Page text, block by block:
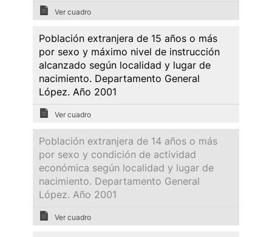
Ver cuadro
Población extranjera de 15 años o más
por sexo y máximo nivel de instrucción
alcanzado según localidad y lugar de
nacimiento. Departamento General
López. Año 2001
Ver cuadro
Población extranjera de 14 años o más
por sexo y condición de actividad
económica según localidad y lugar de
nacimiento. Departamento General
López. Año 2001
Ver cuadro